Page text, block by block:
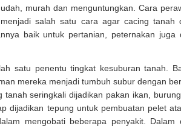
murah dan menguntungkan. Cara
salah satu cara agar cacing tanah
baik untuk pertanian, peternakan juga
satu penentu tingkat kesuburan tanah.
mereka menjadi tumbuh subur dengan
seringkali dijadikan pakan ikan,
dijadikan tepung untuk pembuatan pelet
mengobati beberapa penyakit. Dalam